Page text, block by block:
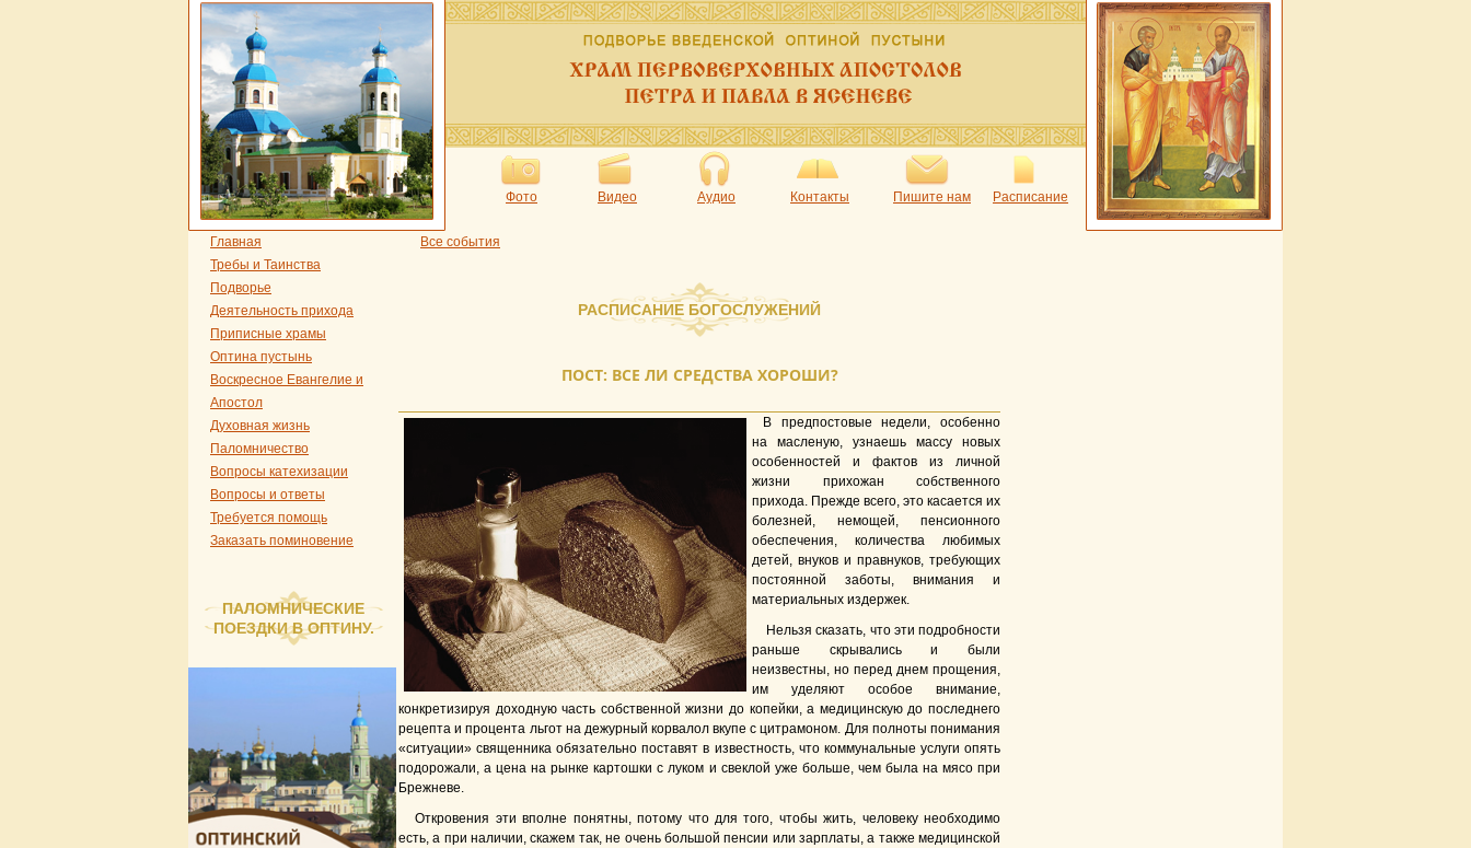
Фото Видео Аудио Контакты Пишите нам Расписание
Главная
Требы и Таинства
Подворье
Деятельность прихода
Приписные храмы
Оптина пустынь
Воскресное Евангелие и
Апостол
Духовная жизнь
Паломничество
Вопросы катехизации
Вопросы и ответы
Требуется помощь
Заказать поминовение
ПАЛОМНИЧЕСКИЕ
ПОЕЗДКИ В ОПТИНУ.
Все события
РАСПИСАНИЕ БОГОСЛУЖЕНИЙ
ПОСТ: ВСЕ ЛИ СРЕДСТВА ХОРОШИ?
В предпостовые недели, особенно
на масленую, узнаешь массу новых
особенностей и фактов из личной
жизни прихожан собственного
прихода. Прежде всего, это касается их
болезней, немощей, пенсионного
обеспечения, количества любимых
детей, внуков и правнуков, требующих
постоянной заботы, внимания и
материальных издержек.
Нельзя сказать, что эти подробности
раньше скрывались и были
неизвестны, но перед днем прощения,
им уделяют особое внимание,
конкретизируя доходную часть собственной жизни до копейки, а медицинскую до последнего
рецепта и процента льгот на дежурный корвалол вкупе с цитрамоном. Для полноты понимания
«ситуации» священника обязательно поставят в известность, что коммунальные услуги опять
подорожали, а цена на рынке картошки с луком и свеклой уже больше, чем была на мясо при
Брежневе.
Откровения эти вполне понятны, потому что для того, чтобы жить, человеку необходимо
есть, а при наличии, скажем так, не очень большой пенсии или зарплаты, а также медицинской